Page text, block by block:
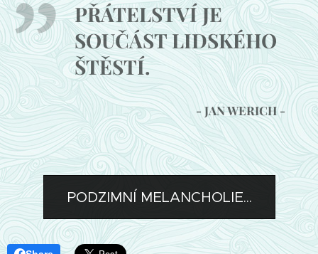
PŘÁTELSTVÍ JE
SOUČÁST LIDSKÉHO
ŠTĚSTÍ.
- JAN WERICH -
PODZIMNÍ MELANCHOLIE...